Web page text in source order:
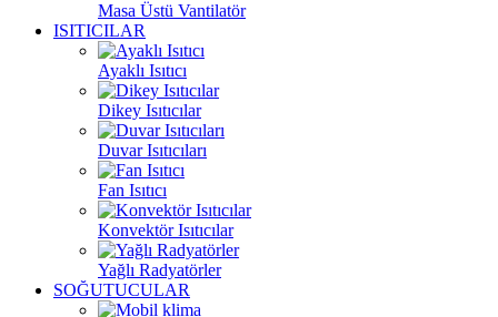
Masa Üstü Vantilatör
ISITICILAR
Ayaklı Isıtıcı
Dikey Isıtıcılar
Duvar Isıtıcıları
Fan Isıtıcı
Konvektör Isıtıcılar
Yağlı Radyatörler
SOĞUTUCULAR